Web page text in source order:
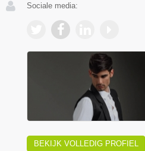
Sociale media:
BEKIJK VOLLEDIG PROFIEL